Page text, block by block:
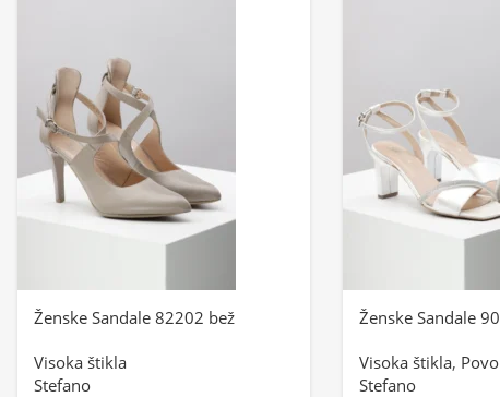
Ženske Sandale 82202 bež
Visoka štikla
Stefano
Ženske Sandale
Visoka štikla,
Stefano